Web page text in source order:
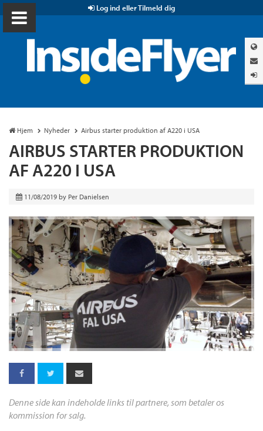
Log ind eller Tilmeld dig
Hjem Nyheder Airbus starter produktion af A220 i USA
AIRBUS STARTER PRODUKTION
AF A220 I USA
11/08/2019 by Per Danielsen
Denne side kan indeholde links til partnere, som betaler os
kommission for salg.